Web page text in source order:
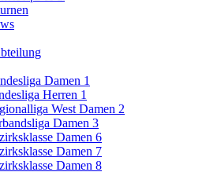
Damen 1
Herren 1
West Damen 2
Damen 3
Damen 6
Damen 7
Damen 8